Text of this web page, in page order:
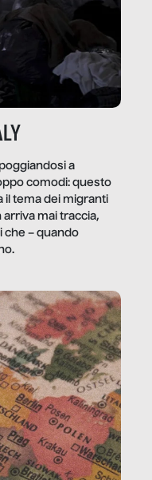
a
comodi: questo
il tema dei migranti
mai traccia,
che – quando